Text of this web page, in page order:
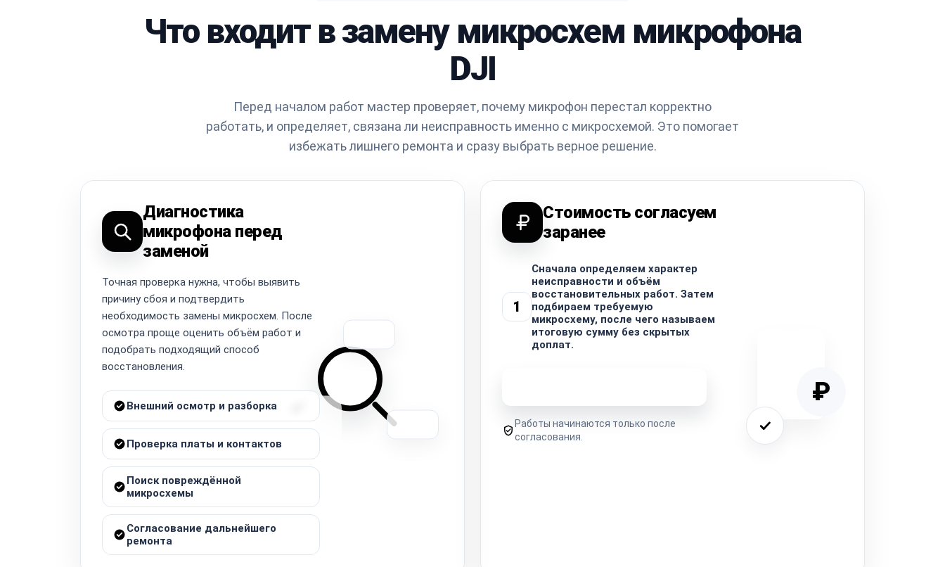
Что входит в замену микросхем микрофона
DJI
Перед началом работ мастер проверяет, почему микрофон перестал корректно
работать, и определяет, связана ли неисправность именно с микросхемой. Это помогает
избежать лишнего ремонта и сразу выбрать верное решение.
Диагностика
микрофона перед
заменой
Точная проверка нужна, чтобы выявить
причину сбоя и подтвердить
необходимость замены микросхем. После
осмотра проще оценить объём работ и
подобрать подходящий способ
восстановления.
Внешний осмотр и разборка
Проверка платы и контактов
Поиск повреждённой
микросхемы
Согласование дальнейшего
ремонта
Стоимость согласуем
заранее
1
Сначала определяем характер
неисправности и объём
восстановительных работ. Затем
подбираем требуемую
микросхему, после чего называем
итоговую сумму без скрытых
доплат.
Работы начинаются только после
согласования.
₽